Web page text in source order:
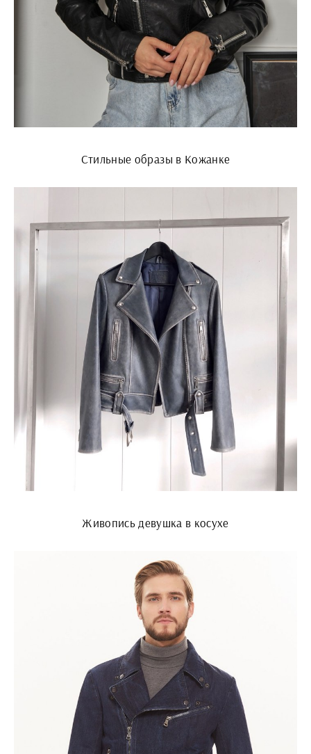
Стильные образы в Кожанке
Живопись девушка в косухе